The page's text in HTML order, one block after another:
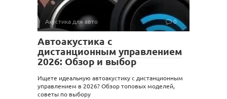
Акустика для авто 0
Автоакустика с
дистанционным управлением
2026: Обзор и выбор
Ищете идеальную автоакустику с дистанционным
управлением в 2026? Обзор топовых моделей,
советы по выбору